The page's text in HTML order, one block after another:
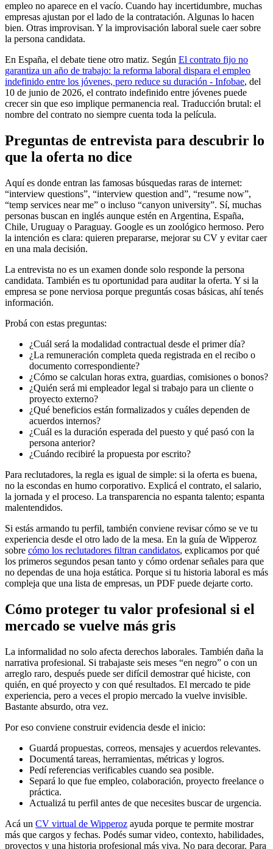
empleo no aparece en el vacío. Cuando hay incertidumbre, muchas
empresas ajustan por el lado de la contratación. Algunas lo hacen
bien. Otras improvisan. Y la improvisación laboral suele caer sobre
la persona candidata.
En España, el debate tiene otro matiz. Según El contrato fijo no
garantiza un año de trabajo: la reforma laboral dispara el empleo
indefinido entre los jóvenes, pero reduce su duración - Infobae, del
10 de junio de 2026, el contrato indefinido entre jóvenes puede
crecer sin que eso implique permanencia real. Traducción brutal: el
nombre del contrato no siempre cuenta toda la película.
Preguntas de entrevista para descubrir lo
que la oferta no dice
Aquí es donde entran las famosas búsquedas raras de internet:
“interview questions”, “interview question and”, “resume now”,
“temp services near me” o incluso “canyon university”. Sí, muchas
personas buscan en inglés aunque estén en Argentina, España,
Chile, Uruguay o Paraguay. Google es un zoológico hermoso. Pero
la intención es clara: quieren prepararse, mejorar su CV y evitar caer
en una mala decisión.
La entrevista no es un examen donde solo responde la persona
candidata. También es tu oportunidad para auditar la oferta. Y si la
empresa se pone nerviosa porque preguntás cosas básicas, ahí tenés
información.
Probá con estas preguntas:
¿Cuál será la modalidad contractual desde el primer día?
¿La remuneración completa queda registrada en el recibo o
documento correspondiente?
¿Cómo se calculan horas extra, guardias, comisiones o bonos?
¿Quién será mi empleador legal si trabajo para un cliente o
proyecto externo?
¿Qué beneficios están formalizados y cuáles dependen de
acuerdos internos?
¿Cuál es la duración esperada del puesto y qué pasó con la
persona anterior?
¿Cuándo recibiré la propuesta por escrito?
Para reclutadores, la regla es igual de simple: si la oferta es buena,
no la escondas en humo corporativo. Explicá el contrato, el salario,
la jornada y el proceso. La transparencia no espanta talento; espanta
malentendidos.
Si estás armando tu perfil, también conviene revisar cómo se ve tu
experiencia desde el otro lado de la mesa. En la guía de Wipperoz
sobre cómo los reclutadores filtran candidatos, explicamos por qué
los primeros segundos pesan tanto y cómo ordenar señales para que
no dependas de una hoja estática. Porque si tu historia laboral es más
compleja que una lista de empresas, un PDF puede dejarte corto.
Cómo proteger tu valor profesional si el
mercado se vuelve más gris
La informalidad no solo afecta derechos laborales. También daña la
narrativa profesional. Si trabajaste seis meses “en negro” o con un
arreglo raro, después puede ser difícil demostrar qué hiciste, con
quién, en qué proyecto y con qué resultados. El mercado te pide
experiencia, pero a veces el propio mercado la vuelve invisible.
Bastante absurdo, otra vez.
Por eso conviene construir evidencia desde el inicio:
Guardá propuestas, correos, mensajes y acuerdos relevantes.
Documentá tareas, herramientas, métricas y logros.
Pedí referencias verificables cuando sea posible.
Separá lo que fue empleo, colaboración, proyecto freelance o
práctica.
Actualizá tu perfil antes de que necesites buscar de urgencia.
Acá un CV virtual de Wipperoz ayuda porque te permite mostrar
más que cargos y fechas. Podés sumar video, contexto, habilidades,
proyectos y una historia profesional más viva. No para decorar. Para